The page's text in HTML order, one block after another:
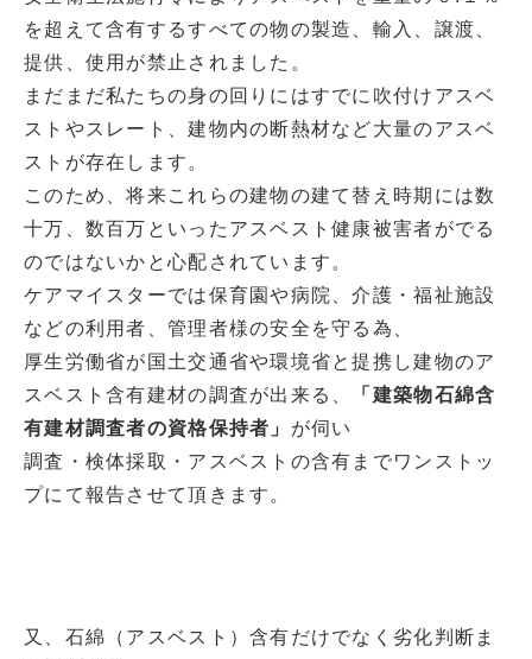
を超えて含有するすべての物の製造、輸入、譲渡、
提供、使用が禁止されました。
まだまだ私たちの身の回りにはすでに吹付けアスベ
ストやスレート、建物内の断熱材など大量のアスベ
ストが存在します。
このため、将来これらの建物の建て替え時期には数
十万、数百万といったアスベスト健康被害者がでる
のではないかと心配されています。
ケアマイスターでは保育園や病院、介護・福祉施設
などの利用者、管理者様の安全を守る為、
厚生労働省が国土交通省や環境省と提携し建物のア
スベスト含有建材の調査が出来る、
「建築物石綿含
有建材調査者の資格保持者」 が伺い
調査・検体採取・アスベストの含有までワンストッ
プにて報告させて頂きます。
又、石綿（アスベスト）含有だけでなく劣化判断ま